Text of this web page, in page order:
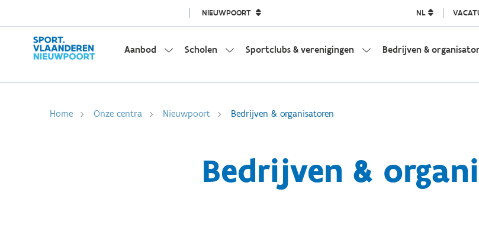
NIEUWPOORT NL
Aanbod Scholen Sportclubs & verenigingen Bedrijven &
Home Onze centra Nieuwpoort Bedrijven & organisatoren
Bedrijven &